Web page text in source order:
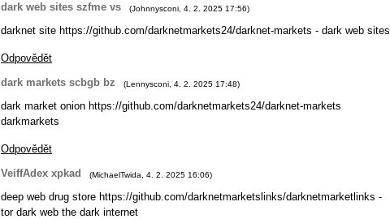
dark web sites szfme vs
(Johnnysconi 4. 2. 2025 17:56)
darknet site https://github.com/darknetmarkets24/darknet-markets - dark web sites
Odpovědět
dark markets scbgb bz
(Lennysconi 4. 2. 2025 17:48)
dark market onion https://github.com/darknetmarkets24/darknet-markets
darkmarkets
Odpovědět
VeiffAdex xpkad
(MichaelTwida 4. 2. 2025 16:06)
deep web drug store https://github.com/darknetmarketslinks/darknetmarketlinks -
tor dark web the dark internet